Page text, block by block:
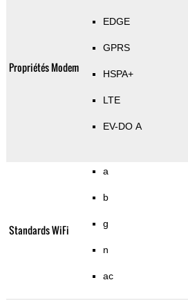
Propriétés Modem
EDGE
GPRS
HSPA+
LTE
EV-DO A
Standards WiFi
a
b
g
n
ac